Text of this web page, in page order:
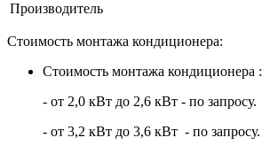
Производитель
Стоимость монтажа кондиционера:
Стоимость монтажа кондиционера :
- от 2,0 кВт до 2,6 кВт - по запросу.
- от 3,2 кВт до 3,6 кВт - по запросу.